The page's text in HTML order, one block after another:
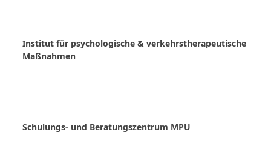
Institut für psychologische & verkehrstherapeutische
Maßnahmen
Schulungs- und Beratungszentrum MPU